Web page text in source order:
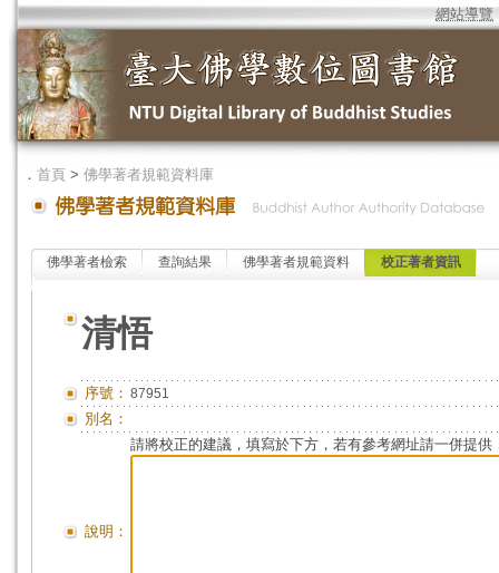
網站導覽
． 首頁 > 佛學著者規範資料庫
佛學著者檢索 查詢結果 佛學著者規範資料 校正著者資訊
清悟
序號： 87951
別名：
說明：
請將校正的建議，填寫於下方，若有參考網址請一併提供